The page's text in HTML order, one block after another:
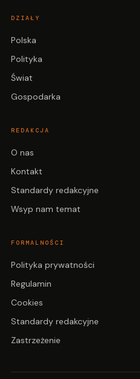
DZIAŁY
Polska
Polityka
Świat
Gospodarka
REDAKCJA
O nas
Kontakt
Standardy redakcyjne
Wsyp nam temat
FORMALNOŚCI
Polityka prywatności
Regulamin
Cookies
Standardy redakcyjne
Zastrzeżenie